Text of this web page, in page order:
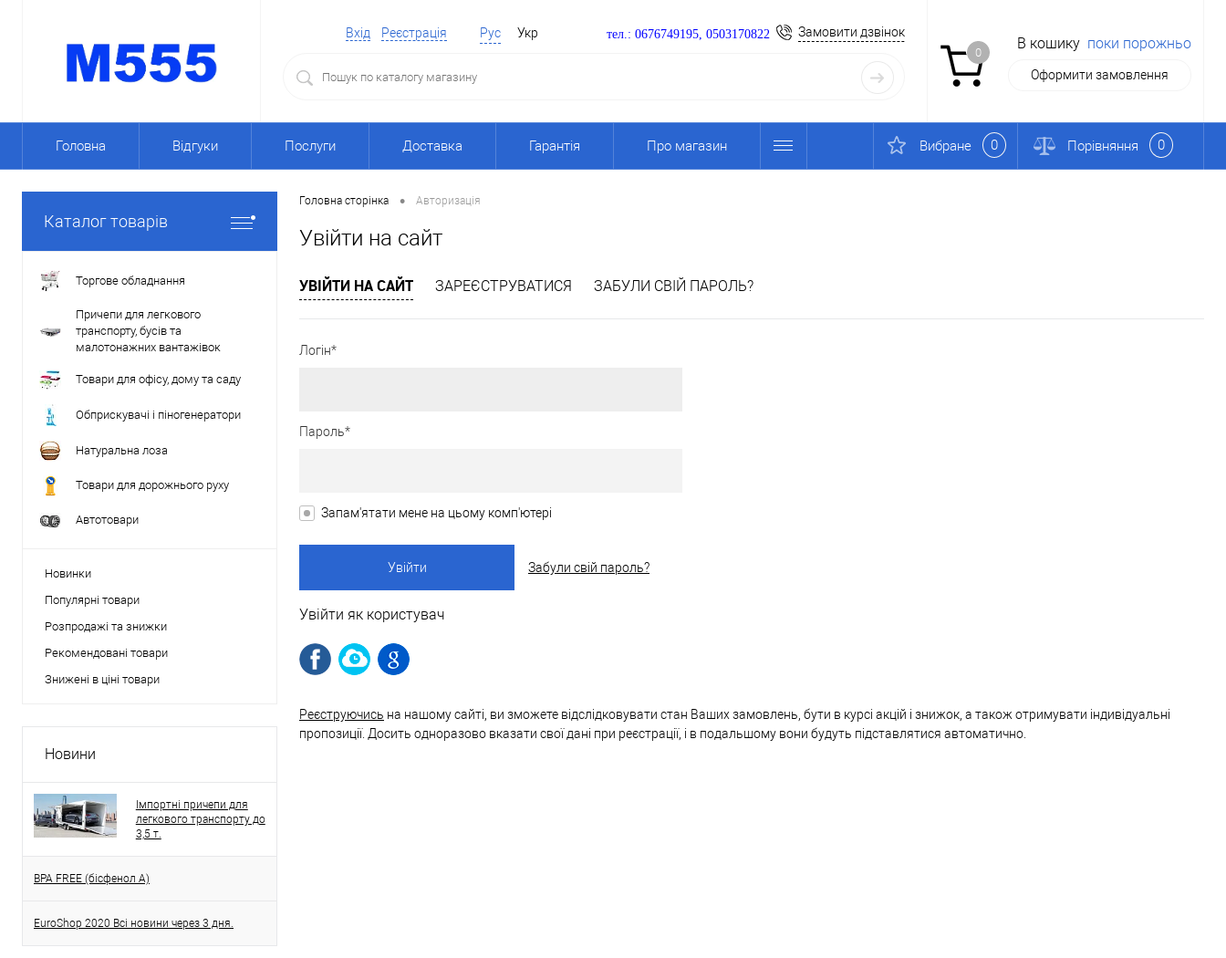
Вхід Реєстрація Рус Укр тел.: 0676749195, 0503170822 Замовити дзвінок
0
В кошику поки порожньо
Оформити замовлення
Головна Відгуки Послуги Доставка Гарантія Про магазин Вибране 0 Порівняння 0
Каталог товарів
Торгове обладнання
Причепи для легкового
транспорту, бусів та
малотонажних вантажівок
Товари для офісу, дому та саду
Обприскувачі і піногенератори
Натуральна лоза
Товари для дорожнього руху
Автотовари
Новинки
Популярні товари
Розпродажі та знижки
Рекомендовані товари
Знижені в ціні товари
Новини
Імпортні причепи для
легкового транспорту до
3,5 т.
BPA FREE (бісфенол A)
EuroShop 2020 Всі новини через 3 дня.
Головна сторінка • Авторизація
Увійти на сайт
УВІЙТИ НА САЙТ ЗАРЕЄСТРУВАТИСЯ ЗАБУЛИ СВІЙ ПАРОЛЬ?
Логін*
Пароль*
Запам'ятати мене на цьому комп'ютері
Забули свій пароль?
Увійти як користувач
Реєструючись на нашому сайті, ви зможете відслідковувати стан Ваших замовлень, бути в курсі акцій і знижок, а також отримувати індивідуальні
пропозиції. Досить одноразово вказати свої дані при реєстрації, і в подальшому вони будуть підставлятися автоматично.